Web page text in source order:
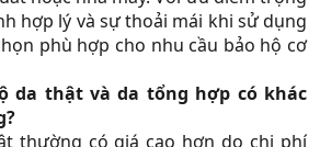
hợp lý và sự thoải mái khi sử dụng
phù hợp cho nhu cầu bảo hộ cơ
da thật và da tổng hợp có khác
thường có giá cao hơn do chi phí